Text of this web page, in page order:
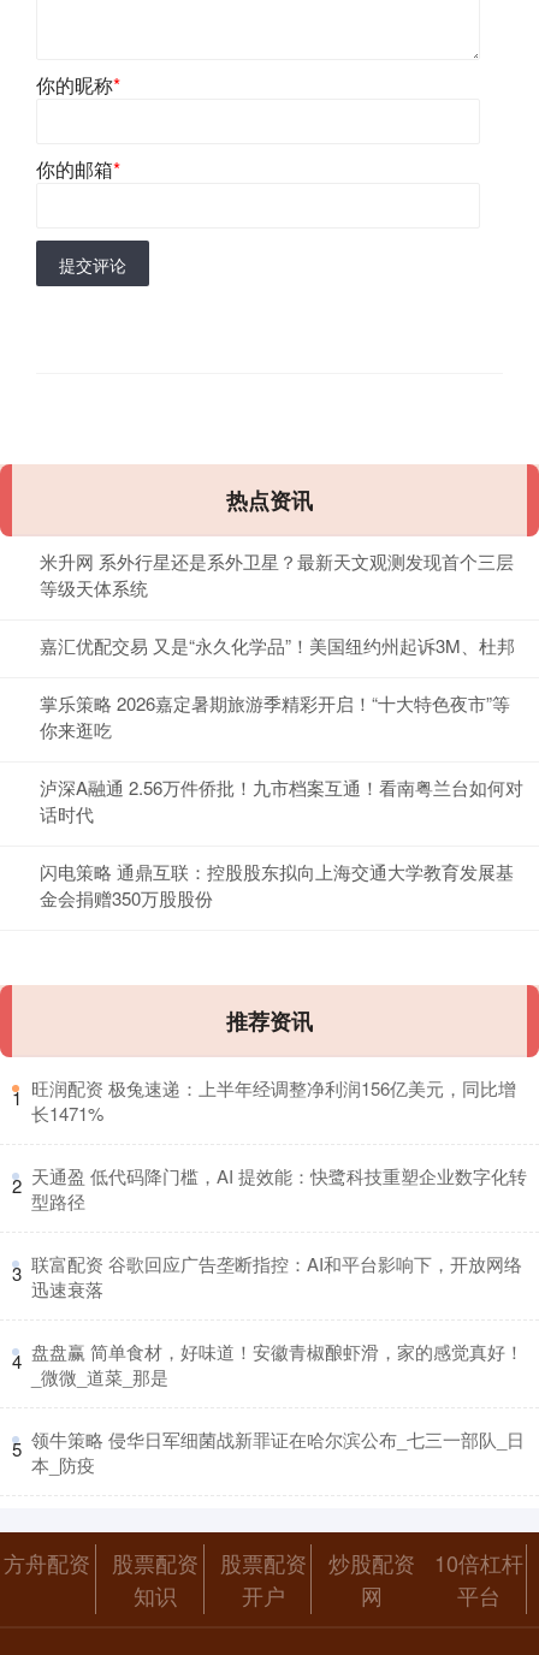
你的昵称*
你的邮箱*
提交评论
热点资讯
米升网 系外行星还是系外卫星？最新天文观测发现首个三层
等级天体系统
嘉汇优配交易 又是“永久化学品”！美国纽约州起诉3M、杜邦
掌乐策略 2026嘉定暑期旅游季精彩开启！“十大特色夜市”等
你来逛吃
泸深A融通 2.56万件侨批！九市档案互通！看南粤兰台如何对
话时代
闪电策略 通鼎互联：控股股东拟向上海交通大学教育发展基
金会捐赠350万股股份
推荐资讯
1 ​旺润配资 极兔速递：上半年经调整净利润156亿美元，同比增
长1471%
2 ​天通盈 低代码降门槛，AI 提效能：快鹭科技重塑企业数字化转
型路径
3 ​联富配资 谷歌回应广告垄断指控：AI和平台影响下，开放网络
迅速衰落
4 ​盘盘赢 简单食材，好味道！安徽青椒酿虾滑，家的感觉真好！
_微微_道菜_那是
5 ​领牛策略 侵华日军细菌战新罪证在哈尔滨公布_七三一部队_日
本_防疫
方舟配资
股票配资
知识
股票配资
开户
炒股配资
网
10倍杠杆
平台